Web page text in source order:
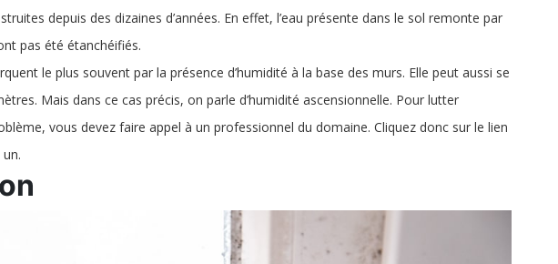
depuis des dizaines d’années. En effet, l’eau présente dans le sol remonte par
pas été étanchéifiés.
le plus souvent par la présence d’humidité à la base des murs. Elle peut aussi se
Mais dans ce cas précis, on parle d’humidité ascensionnelle. Pour lutter
vous devez faire appel à un professionnel du domaine. Cliquez donc sur le lien